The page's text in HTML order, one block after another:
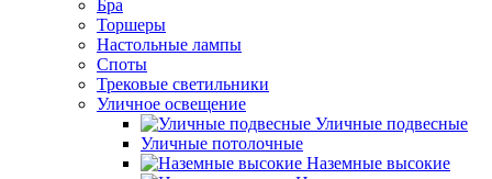
Бра
Торшеры
Настольные лампы
Споты
Трековые светильники
Уличное освещение
Уличные подвесные
Уличные потолочные
Наземные высокие